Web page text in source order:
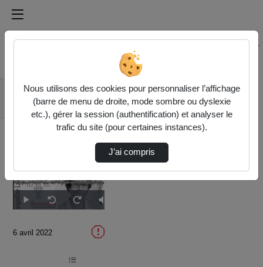
Médiathèque de l'université Paris
Rechercher un média sur Médiathèque de l'université
Accueil
Vidéos
Rencontre avec
Jacqueline Lalouette
Lecture
Seek
back
Seek
forward
6 avril 2022
Nous utilisons des cookies pour personnaliser l’affichage
(barre de menu de droite, mode sombre ou dyslexie
etc.), gérer la session (authentification) et analyser le
trafic du site (pour certaines instances).
J’ai compris